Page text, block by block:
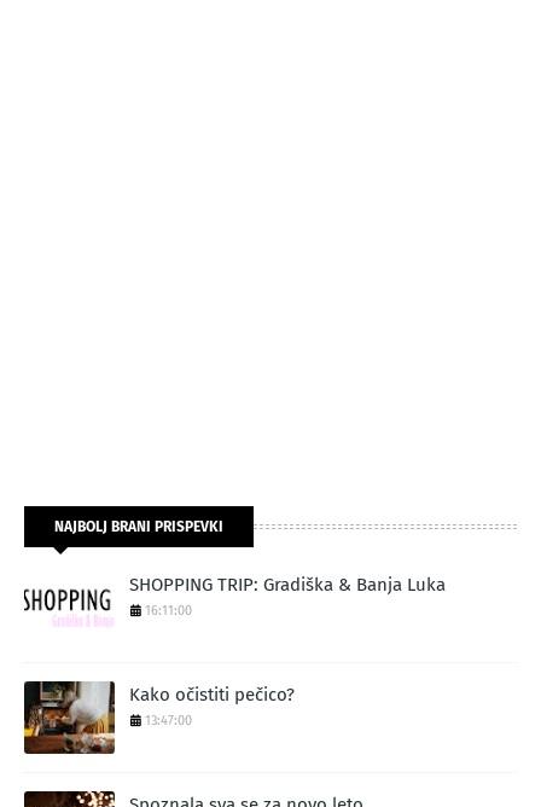
NAJBOLJ BRANI PRISPEVKI
SHOPPING TRIP: Gradiška & Banja Luka
16:11:00
Kako očistiti pečico?
13:47:00